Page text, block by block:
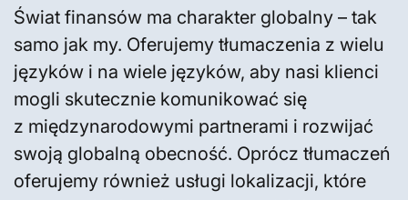
Świat finansów ma charakter globalny – tak
samo jak my. Oferujemy tłumaczenia z wielu
języków i na wiele języków, aby nasi klienci
mogli skutecznie komunikować się
z międzynarodowymi partnerami i rozwijać
swoją globalną obecność. Oprócz tłumaczeń
oferujemy również usługi lokalizacji, które